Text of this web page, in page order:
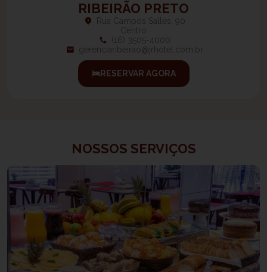
RIBEIRÃO PRETO
Rua Campos Salles, 90
Centro
(16) 3505-4000
gerenciaribeirao@jrhotel.com.br
RESERVAR AGORA
NOSSOS SERVIÇOS